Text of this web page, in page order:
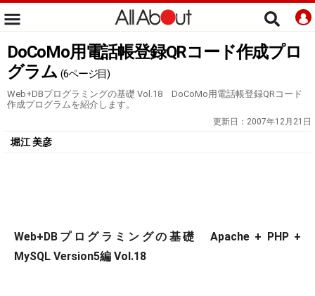
DoCoMo用電話帳登録QRコード作成プロ
グラム (6ページ目)
Web+DBプログラミングの基礎 Vol.18 DoCoMo用電話帳登録QRコード
作成プログラムを紹介します。
更新日： 2007年12月21日
堀江 美彦
Web+DBプログラミングの基礎 Apache + PHP +
MySQL Version5編 Vol.18